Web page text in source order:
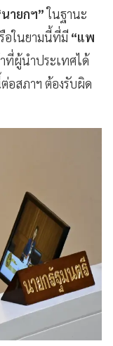
ายกฯ”ในฐานะ
อในยามนี้ที่มี “แพ
ที่ผู้นำประเทศได้
อสภาฯ ต้องรับผิด